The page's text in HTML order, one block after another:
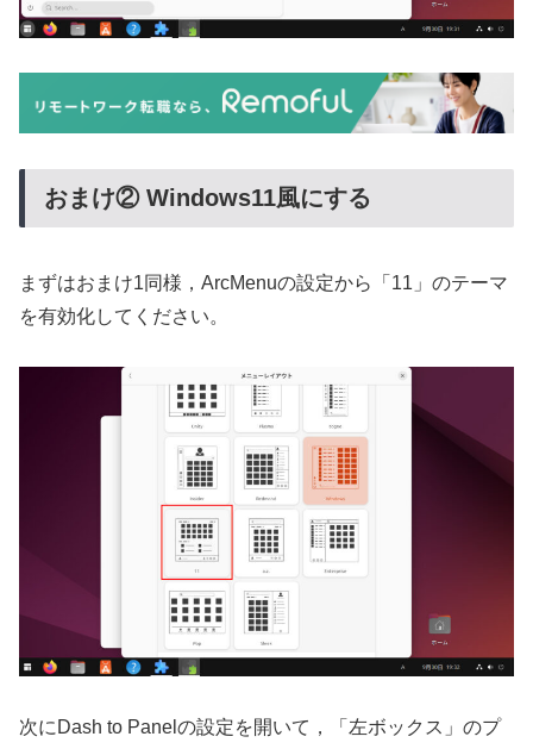
おまけ② Windows11風にする
まずはおまけ1同様，ArcMenuの設定から「11」のテーマ
を有効化してください。
次にDash to Panelの設定を開いて，「左ボックス」のプ